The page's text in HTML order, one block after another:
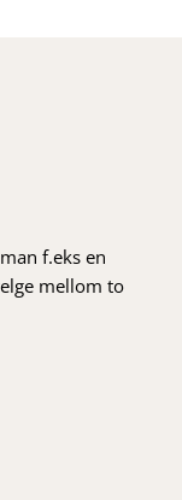
f.eks en
mellom to